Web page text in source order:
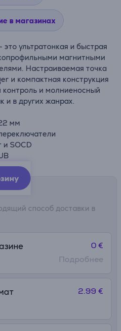
в магазинах
ультратонкая и быстрая
магнитными
Настраиваемая точка
и компактная конструкция
и молниеносный
и в других жанрах.
мм
и SOCD
способ доставки в
0 €
Подробнее
2.99 €